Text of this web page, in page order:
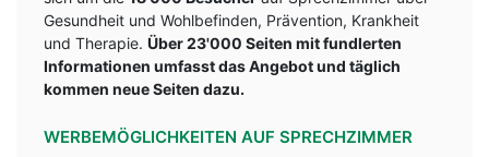
Gesundheit und Wohlbefinden, Prävention, Krankheit
und Therapie. Über 23'000 Seiten mit fundlerten
Informationen umfasst das Angebot und täglich
kommen neue Seiten dazu.
WERBEMÖGLICHKEITEN AUF SPRECHZIMMER